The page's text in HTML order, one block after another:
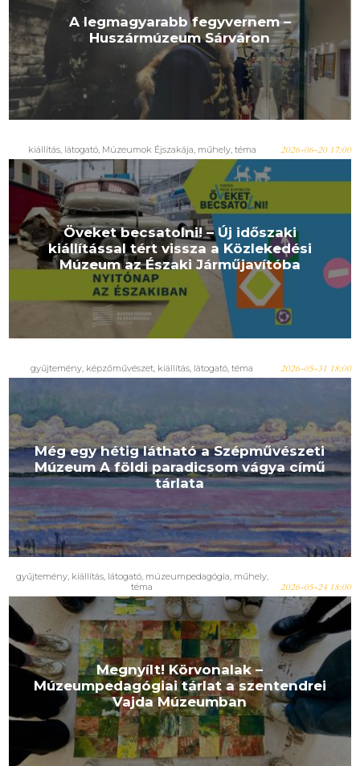
A legmagyarabb fegyvernem –
Huszármúzeum Sárváron
kiállítás, látogató, Múzeumok Éjszakája, műhely, téma 2026-06-20 17:00
Öveket becsatolni! – Új időszaki
kiállítással tért vissza a Közlekedési
Múzeum az Északi Járműjavítóba
gyűjtemény, képzőművészet, kiállítás, látogató, téma 2026-05-31 18:00
Még egy hétig látható a Szépművészeti
Múzeum A földi paradicsom vágya című
tárlata
gyűjtemény, kiállítás, látogató, múzeumpedagógia műhely,
téma
2026-05-24 18:00
Megnyílt! Körvonalak –
Múzeumpedagógiai tárlat a szentendrei
Vajda Múzeumban